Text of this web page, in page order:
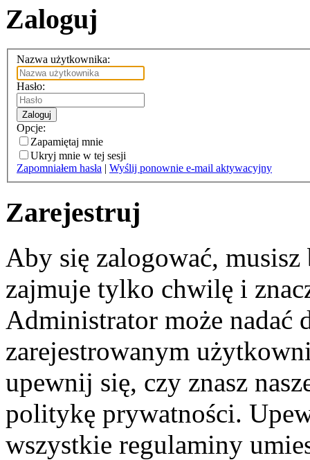
Zaloguj
Nazwa użytkownika:
Hasło:
Zaloguj
Opcje:
Zapamiętaj mnie
Ukryj mnie w tej sesji
Zapomniałem hasła | Wyślij ponownie e-mail aktywacyjny
Zarejestruj
Aby się zalogować,
zajmuje tylko chwilę i
Administrator może nadać
zarejestrowanym
upewnij się, czy znasz
politykę prywatności.
wszystkie regulaminy